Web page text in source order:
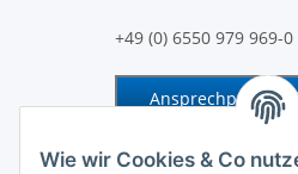
Wie wir Cookies & Co
+49 (0) 6550 979 969-0
Ansprechpartner
Information und